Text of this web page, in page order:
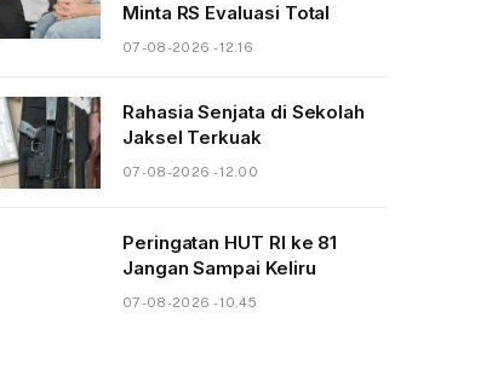
Minta RS Evaluasi Total
07-08-2026 - 12.16
Rahasia Senjata di Sekolah
Jaksel Terkuak
07-08-2026 - 12.00
Peringatan HUT RI ke 81
Jangan Sampai Keliru
07-08-2026 - 10.45